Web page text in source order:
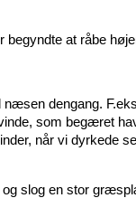
begyndte at råbe
dengang.
som begæret
når vi dyrkede
og slog en stor